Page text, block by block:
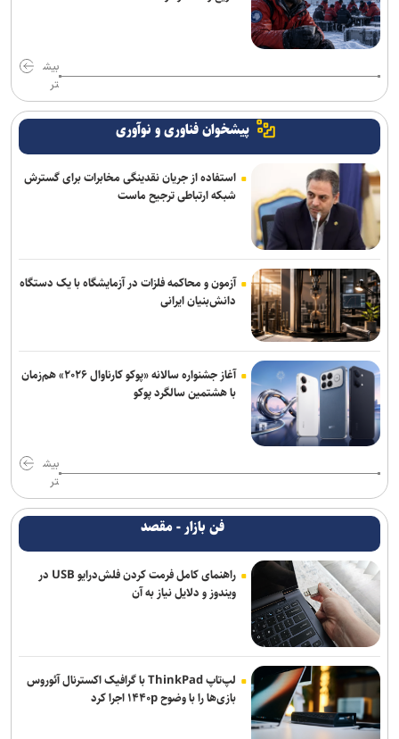
امضای تفاهم‌نامه سه‌جانبه برای برگزاری مدرسه تابستانی مهارتی در
دانشکده فنی فومن
حجت الاسلام خسروپناه در پیامی انتصاب محسن رضایی به دبیر شورای
عالی امنیت ملی را تبریک گفت
بیش
تر
پیشخوان فناوری و نوآوری
استفاده از جریان نقدینگی مخابرات برای گسترش
شبکه ارتباطی ترجیح ماست
آزمون و محاکمه فلزات در آزمایشگاه با یک دستگاه
دانش‌بنیان ایرانی
آغاز جشنواره سالانه «پوکو کارناوال ۲۰۲۶» هم‌زمان
با هشتمین سالگرد پوکو
بیش
تر
فن بازار - مقصد
راهنمای کامل فرمت کردن فلش‌درایو USB در
ویندوز و دلایل نیاز به آن
لپ‌تاپ ThinkPad با گرافیک اکسترنال آئوروس
بازی‌ها را با وضوح ۱۴۴۰p اجرا کرد